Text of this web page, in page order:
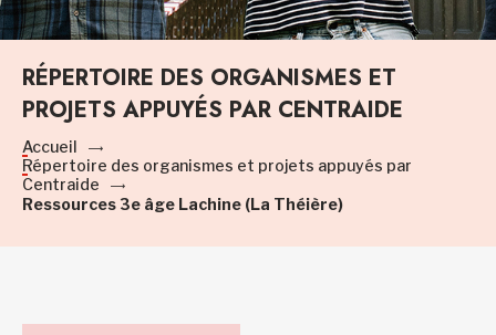
RÉPERTOIRE DES ORGANISMES ET
PROJETS APPUYÉS PAR CENTRAIDE
Accueil
Répertoire des organismes et projets appuyés par
Centraide
Ressources 3e âge Lachine (La Théière)